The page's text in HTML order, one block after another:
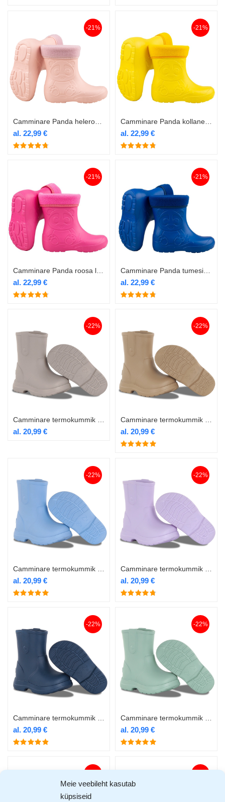
Meie veebileht kasutab
küpsiseid
-21%
al. 22,99 €
-21%
al. 22,99 €
-21%
al. 22,99 €
-21%
al. 22,99 €
-22%
al. 20,99 €
-22%
al. 20,99 €
-22%
al. 20,99 €
-22%
al. 20,99 €
-22%
al. 20,99 €
-22%
al. 20,99 €